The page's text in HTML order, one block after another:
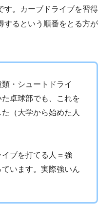
す。カーブドライブを習得
するという順番をとる方が
・シュートドライ
卓球部でも、これを
（大学から始めた人
ブを打てる人＝強
います。実際強いん